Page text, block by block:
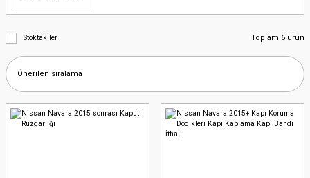
Stoktakiler Toplam 6 ürün